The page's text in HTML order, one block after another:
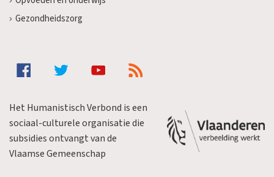
Gezondheidszorg
Het Humanistisch Verbond is een
sociaal-culturele organisatie die
subsidies ontvangt van de
Vlaamse Gemeenschap